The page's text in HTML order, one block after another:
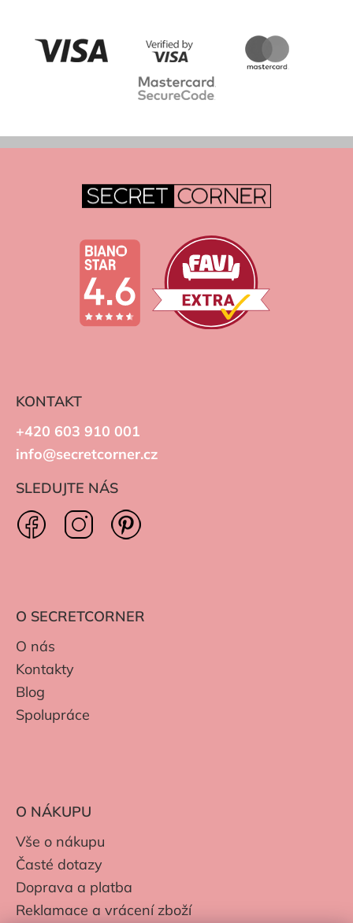
KONTAKT
+420 603 910 001
info@secretcorner.cz
SLEDUJTE NÁS
O SECRETCORNER
O nás
Kontakty
Blog
Spolupráce
O NÁKUPU
Vše o nákupu
Časté dotazy
Doprava a platba
Reklamace a vrácení zboží